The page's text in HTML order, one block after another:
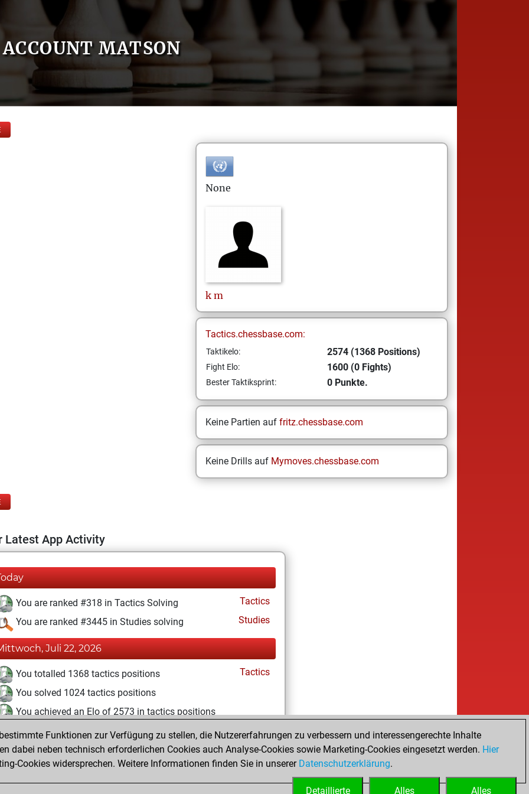
ACCOUNT MATSON
None
k m
Tactics.chessbase.com:
Taktikelo: 2574 (1368 Positions)
Fight Elo: 1600 (0 Fights)
Bester Taktiksprint: 0 Punkte.
Keine Partien auf fritz.chessbase.com
Keine Drills auf Mymoves.chessbase.com
Latest App Activity
You are ranked #318 in Tactics Solving
Tactics
You are ranked #3445 in Studies solving
Studies
Juli 22, 2026
You totalled 1368 tactics positions
Tactics
You solved 1024 tactics positions
You achieved an Elo of 2573 in tactics positions
Sonntag, Juli 4, 2021
You created your Studies account Studies
Funktionen zur Verfügung zu stellen, die Nutzererfahrungen zu verbessern und interessengerechte Inhalte
dabei neben technisch erforderlichen Cookies auch Analyse-Cookies sowie Marketing-Cookies eingesetzt werden. Hier
Cookies widersprechen. Weitere Informationen finden Sie in unserer Datenschutzerklärung.
Alles
Alles
Detaillierte